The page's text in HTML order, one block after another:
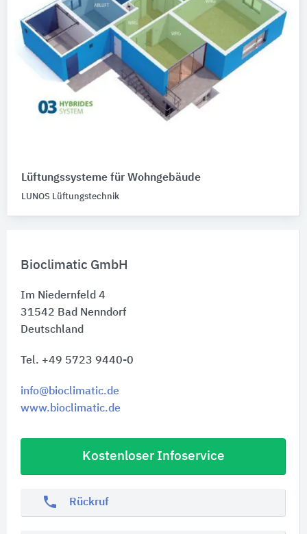
Bioclimatic GmbH
Im Niedernfeld 4
31542 Bad Nenndorf
Deutschland
Tel. +49 5723 9440-0
info@bioclimatic.de
www.bioclimatic.de
Kostenloser Infoservice
phone Rückruf
Lüftungssysteme für Wohngebäude
LUNOS Lüftungstechnik